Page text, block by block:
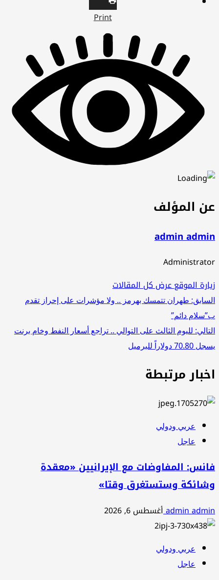
Print
عن المؤلف
admin admin
Administrator
زيارة الموقععرض كل المقالات
تصفّح
المقالات
السابق: طهران تتمسك بهرمز .. ولا مؤشرات على إحراز تقدم
ب”سلام دائم”
التالي: لليوم الثالث على التوالي .. تراجع أسعار النفط وخام برنت
يسجل 70.80 دولاراً للبرميل
اخبار مرتبطة
عربي ودولي
عاجل
فانس: المفاوضات مع الإيرانيين «معقدة
وشائكة وستستغرق وقتا»
admin adminأغسطس 6, 2026
عربي ودولي
عاجل